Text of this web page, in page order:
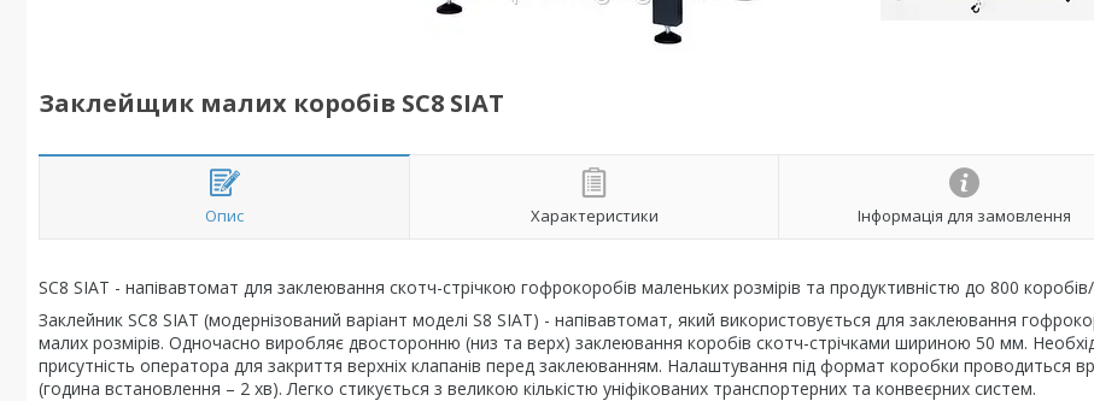
Заклейщик малих коробів SC8 SIAT
Опис Характеристики Інформація для замовлення
SC8 SIAT - напівавтомат для заклеювання скотч-стрічкою гофрокоробів маленьких розмірів та продуктивністю до 800 коробів/
Заклейник SC8 SIAT (модернізований варіант моделі S8 SIAT) - напівавтомат, який використовується для заклеювання
малих розмірів. Одночасно виробляє двосторонню (низ та верх) заклеювання коробів скотч-стрічками шириною 50 мм.
присутність оператора для закриття верхніх клапанів перед заклеюванням. Налаштування під формат коробки проводиться
(година встановлення – 2 хв). Легко стикується з великою кількістю уніфікованих транспортерних та конвеєрних систем.